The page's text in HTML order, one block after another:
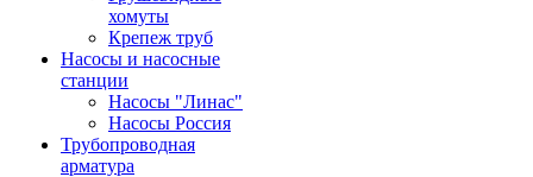
хомуты
Крепеж труб
Насосы и насосные
станции
Насосы "Линас"
Насосы Россия
Трубопроводная
арматура